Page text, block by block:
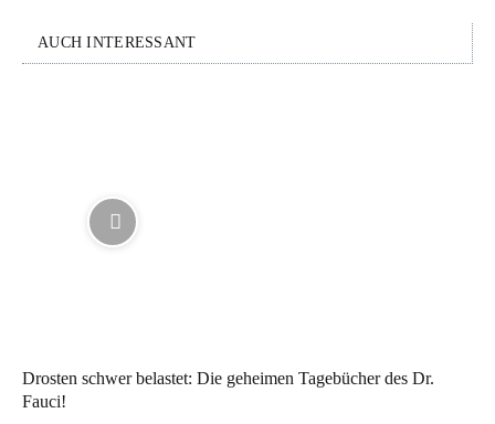
AUCH INTERESSANT
Drosten schwer belastet: Die geheimen Tagebücher des Dr.
Fauci!